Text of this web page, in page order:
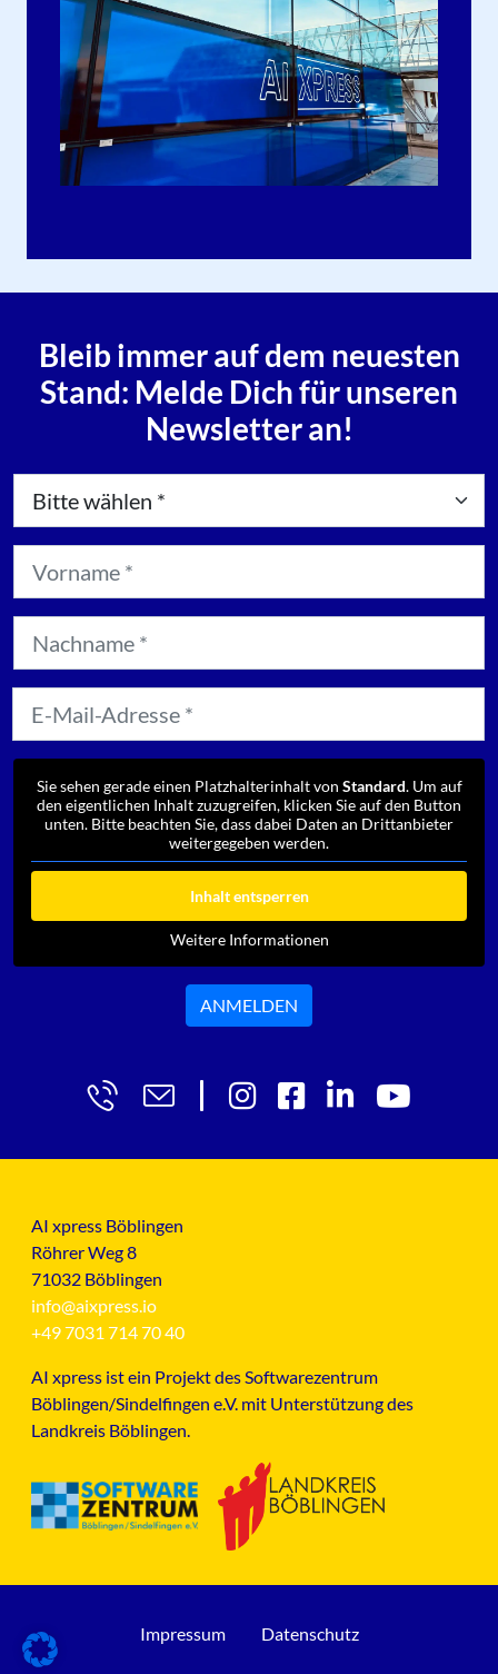
Bleib immer auf dem neuesten
Stand: Melde Dich für unseren
Newsletter an!
Sie sehen gerade einen Platzhalterinhalt von Standard. Um auf
den eigentlichen Inhalt zuzugreifen, klicken Sie auf den Button
unten. Bitte beachten Sie, dass dabei Daten an Drittanbieter
weitergegeben werden.
Inhalt entsperren
Weitere Informationen
ANMELDEN
AI xpress Böblingen
Röhrer Weg 8
71032 Böblingen
info@aixpress.io
+49 7031 714 70 40
AI xpress ist ein Projekt des Softwarezentrum
Böblingen/Sindelfingen e.V. mit Unterstützung des
Landkreis Böblingen.
Impressum Datenschutz